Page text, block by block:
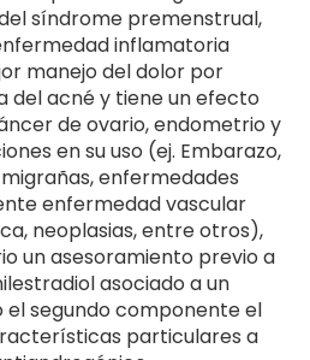
síndrome premenstrual,
inflamatoria
manejo del dolor por
del acné y tiene un efecto
de ovario, endometrio y
en su uso (ej. Embarazo,
enfermedades
enfermedad vascular
neoplasias, entre otros),
un asesoramiento previo a
asociado a un
el segundo componente el
particulares a